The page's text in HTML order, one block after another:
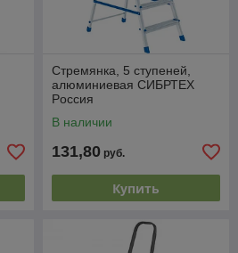
Стремянка, 5 ступеней,
алюминиевая СИБРТЕХ
Pоссия
В наличии
131,80 руб.
Купить